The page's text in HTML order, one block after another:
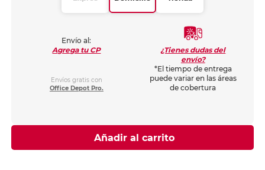
Envío al:
Agrega tu CP
Envíos gratis con
Office Depot Pro.
¿Tienes dudas del
envío?
*El tiempo de entrega
puede variar en las áreas
de cobertura
Añadir al carrito